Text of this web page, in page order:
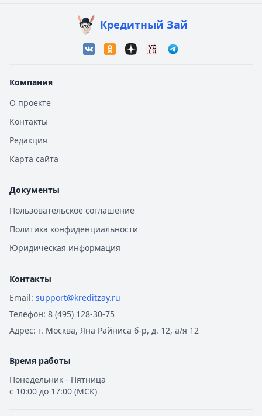
Кредитный Зай
Компания
О проекте
Контакты
Редакция
Карта сайта
Документы
Пользовательское соглашение
Политика конфиденциальности
Юридическая информация
Контакты
Email: support@kreditzay.ru
Телефон: 8 (495) 128-30-75
Адрес: г. Москва, Яна Райниса б-р, д. 12, а/я 12
Время работы
Понедельник - Пятница
с 10:00 до 17:00 (МСК)